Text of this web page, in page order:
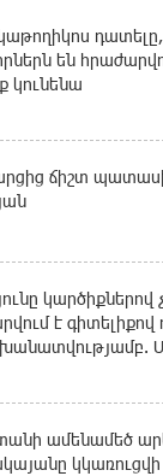
են
կունենա
ճիշտ
է գիտելիքով
ամենամեծ